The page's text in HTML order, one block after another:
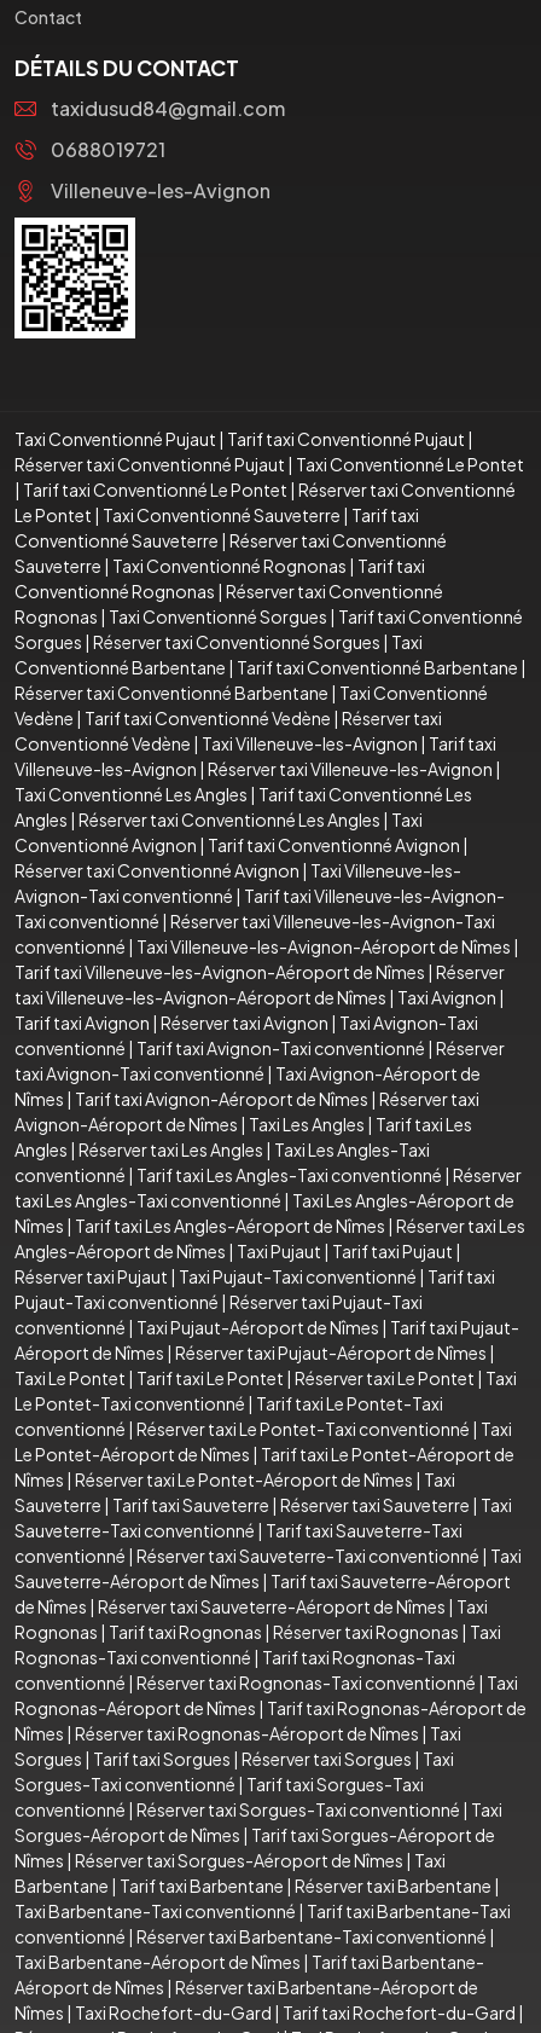
Contact
DÉTAILS DU CONTACT
taxidusud84@gmail.com
0688019721
Villeneuve-les-Avignon
Taxi Conventionné Pujaut | Tarif taxi Conventionné Pujaut |
Réserver taxi Conventionné Pujaut | Taxi Conventionné Le Pontet
| Tarif taxi Conventionné Le Pontet | Réserver taxi Conventionné
Le Pontet | Taxi Conventionné Sauveterre | Tarif taxi
Conventionné Sauveterre | Réserver taxi Conventionné
Sauveterre | Taxi Conventionné Rognonas | Tarif taxi
Conventionné Rognonas | Réserver taxi Conventionné
Rognonas | Taxi Conventionné Sorgues | Tarif taxi Conventionné
Sorgues | Réserver taxi Conventionné Sorgues | Taxi
Conventionné Barbentane | Tarif taxi Conventionné Barbentane |
Réserver taxi Conventionné Barbentane | Taxi Conventionné
Vedène | Tarif taxi Conventionné Vedène | Réserver taxi
Conventionné Vedène | Taxi Villeneuve-les-Avignon | Tarif taxi
Villeneuve-les-Avignon | Réserver taxi Villeneuve-les-Avignon |
Taxi Conventionné Les Angles | Tarif taxi Conventionné Les
Angles | Réserver taxi Conventionné Les Angles | Taxi
Conventionné Avignon | Tarif taxi Conventionné Avignon |
Réserver taxi Conventionné Avignon | Taxi Villeneuve-les-
Avignon-Taxi conventionné | Tarif taxi Villeneuve-les-Avignon-
Taxi conventionné | Réserver taxi Villeneuve-les-Avignon-Taxi
conventionné | Taxi Villeneuve-les-Avignon-Aéroport de Nîmes |
Tarif taxi Villeneuve-les-Avignon-Aéroport de Nîmes | Réserver
taxi Villeneuve-les-Avignon-Aéroport de Nîmes | Taxi Avignon |
Tarif taxi Avignon | Réserver taxi Avignon | Taxi Avignon-Taxi
conventionné | Tarif taxi Avignon-Taxi conventionné | Réserver
taxi Avignon-Taxi conventionné | Taxi Avignon-Aéroport de
Nîmes | Tarif taxi Avignon-Aéroport de Nîmes | Réserver taxi
Avignon-Aéroport de Nîmes | Taxi Les Angles | Tarif taxi Les
Angles | Réserver taxi Les Angles | Taxi Les Angles-Taxi
conventionné | Tarif taxi Les Angles-Taxi conventionné | Réserver
taxi Les Angles-Taxi conventionné | Taxi Les Angles-Aéroport de
Nîmes | Tarif taxi Les Angles-Aéroport de Nîmes | Réserver taxi Les
Angles-Aéroport de Nîmes | Taxi Pujaut | Tarif taxi Pujaut |
Réserver taxi Pujaut | Taxi Pujaut-Taxi conventionné | Tarif taxi
Pujaut-Taxi conventionné | Réserver taxi Pujaut-Taxi
conventionné | Taxi Pujaut-Aéroport de Nîmes | Tarif taxi Pujaut-
Aéroport de Nîmes | Réserver taxi Pujaut-Aéroport de Nîmes |
Taxi Le Pontet | Tarif taxi Le Pontet | Réserver taxi Le Pontet | Taxi
Le Pontet-Taxi conventionné | Tarif taxi Le Pontet-Taxi
conventionné | Réserver taxi Le Pontet-Taxi conventionné | Taxi
Le Pontet-Aéroport de Nîmes | Tarif taxi Le Pontet-Aéroport de
Nîmes | Réserver taxi Le Pontet-Aéroport de Nîmes | Taxi
Sauveterre | Tarif taxi Sauveterre | Réserver taxi Sauveterre | Taxi
Sauveterre-Taxi conventionné | Tarif taxi Sauveterre-Taxi
conventionné | Réserver taxi Sauveterre-Taxi conventionné | Taxi
Sauveterre-Aéroport de Nîmes | Tarif taxi Sauveterre-Aéroport
de Nîmes | Réserver taxi Sauveterre-Aéroport de Nîmes | Taxi
Rognonas | Tarif taxi Rognonas | Réserver taxi Rognonas | Taxi
Rognonas-Taxi conventionné | Tarif taxi Rognonas-Taxi
conventionné | Réserver taxi Rognonas-Taxi conventionné | Taxi
Rognonas-Aéroport de Nîmes | Tarif taxi Rognonas-Aéroport de
Nîmes | Réserver taxi Rognonas-Aéroport de Nîmes | Taxi
Sorgues | Tarif taxi Sorgues | Réserver taxi Sorgues | Taxi
Sorgues-Taxi conventionné | Tarif taxi Sorgues-Taxi
conventionné | Réserver taxi Sorgues-Taxi conventionné | Taxi
Sorgues-Aéroport de Nîmes | Tarif taxi Sorgues-Aéroport de
Nîmes | Réserver taxi Sorgues-Aéroport de Nîmes | Taxi
Barbentane | Tarif taxi Barbentane | Réserver taxi Barbentane |
Taxi Barbentane-Taxi conventionné | Tarif taxi Barbentane-Taxi
conventionné | Réserver taxi Barbentane-Taxi conventionné |
Taxi Barbentane-Aéroport de Nîmes | Tarif taxi Barbentane-
Aéroport de Nîmes | Réserver taxi Barbentane-Aéroport de
Nîmes | Taxi Rochefort-du-Gard | Tarif taxi Rochefort-du-Gard |